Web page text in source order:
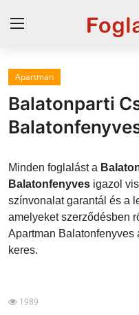
Horvát tengerpart
Magyarország
Szállások a Balatonon
Szállások
Blog
Apartman
Balatonparti
Minden foglalást a
Balatonfenyves igazol
színvonalat garantál és a
amelyeket szerződésben
Apartman
keres.
1989